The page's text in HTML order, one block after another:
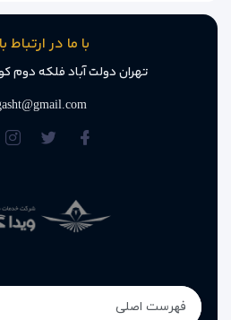
با ما در ارتباط
تهران دولت آباد فلکه دوم
فهرست اصلی